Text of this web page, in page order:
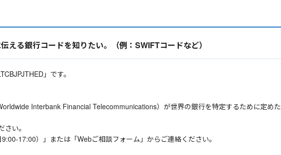
える銀行コードを知りたい。（例：SWIFTコードなど）
」です。
Interbank Financial Telecommunications）が世界の銀行を特定するために定め
い。
17:00）」または「Webご相談フォーム」からご連絡ください。